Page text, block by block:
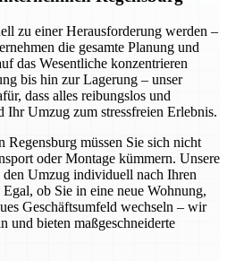
zu einer Herausforderung werden –
die gesamte Planung und
das Wesentliche konzentrieren
bis hin zur Lagerung – unser
dass alles reibungslos und
Ihr Umzug zum stressfreien Erlebnis.
Regensburg müssen Sie sich nicht
oder Montage kümmern. Unsere
Umzug individuell nach Ihren
ob Sie in eine neue Wohnung,
Geschäftsumfeld wechseln – wir
und bieten maßgeschneiderte